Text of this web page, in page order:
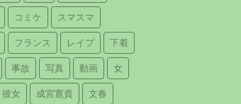
コミケ スマスマ
フランス レイプ 下着
事故 写真 動画 女
彼女 成宮寛貴 文春